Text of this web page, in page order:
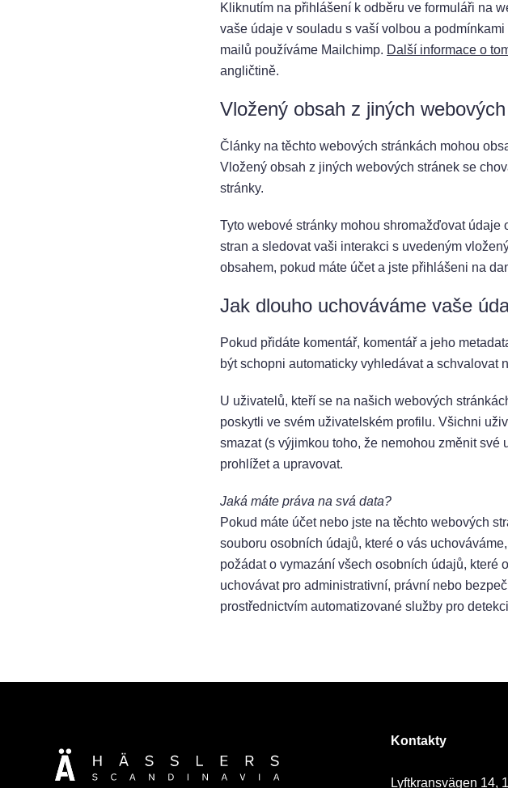
Kliknutím na přihlášení k odběru ve formuláři na
vaše údaje v souladu s vaší volbou a
mailů používáme Mailchimp. Další informace o
angličtině.
Vložený obsah z jiných
Články na těchto webových stránkách mohou
Vložený obsah z jiných webových stránek se
stránky.
Tyto webové stránky mohou shromažďovat
stran a sledovat vaši interakci s uvedeným
obsahem, pokud máte účet a jste přihlášeni na
Jak dlouho uchováváme vaše
Pokud přidáte komentář, komentář a jeho
být schopni automaticky vyhledávat a schvalovat
U uživatelů, kteří se na našich webových
poskytli ve svém uživatelském profilu. Všichni
smazat (s výjimkou toho, že nemohou změnit
prohlížet a upravovat.
Jaká máte práva na svá data?
Pokud máte účet nebo jste na těchto webových
souboru osobních údajů, které o vás
požádat o vymazání všech osobních údajů, které
uchovávat pro administrativní, právní nebo
prostřednictvím automatizované služby pro
Kontakty
Lyftkransvägen 14,